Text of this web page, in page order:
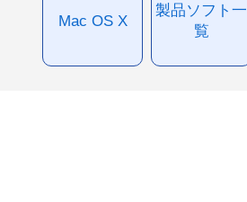
Mac OS X
製品ソフト一
覧